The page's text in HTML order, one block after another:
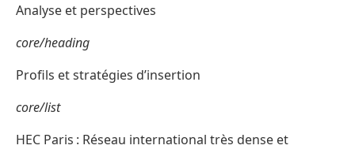
Analyse et perspectives
core/heading
Profils et stratégies d’insertion
core/list
HEC Paris : Réseau international très dense et